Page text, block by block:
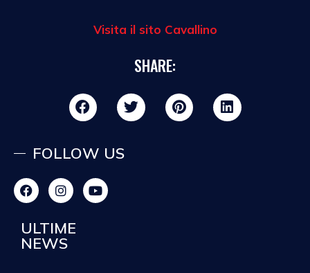
Visita il sito Cavallino
SHARE:
FOLLOW US
ULTIME
NEWS